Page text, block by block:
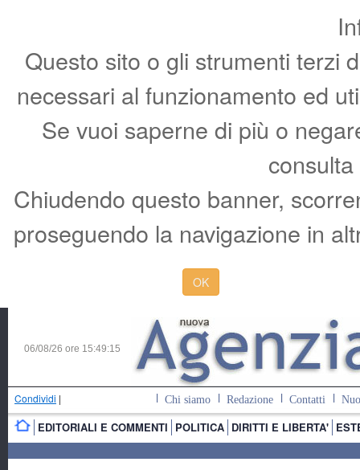
Questo sito o gli strumenti terzi
necessari al funzionamento ed
Se vuoi saperne di più o
Chiudendo questo banner,
proseguendo la navigazione in
OK
06/08/26 ore 15:49:16
Condividi | Chi siamo Redazione Contatti
EDITORIALI E COMMENTI POLITICA DIRITTI E LIBERTA'